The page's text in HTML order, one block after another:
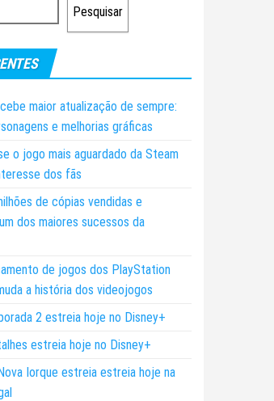
Pesquisar
maior atualização de sempre:
e melhorias gráficas
o jogo mais aguardado da Steam
dos fãs
de cópias vendidas e
dos maiores sucessos da
de jogos dos PlayStation
a história dos videojogos
2 estreia hoje no Disney+
estreia hoje no Disney+
Iorque estreia estreia hoje na